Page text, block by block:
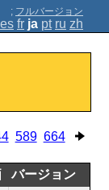
; フルバージョン
es fr ja pt ru zh
589 664
バージョン